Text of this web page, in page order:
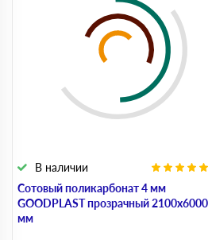
Сотовый поликарбонат 4 мм
GOODPLAST прозрачный 2100х6000
мм
В наличии